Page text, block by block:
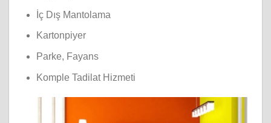
İç Dış Mantolama
Kartonpiyer
Parke, Fayans
Komple Tadilat Hizmeti